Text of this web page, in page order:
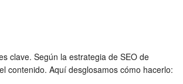
clave. Según la estrategia de SEO de
contenido. Aquí desglosamos cómo hacerlo: